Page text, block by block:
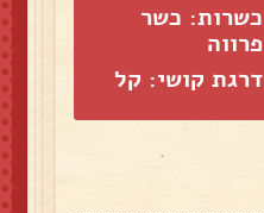
כשרות: כשר
פרווה
דרגת קושי: קל